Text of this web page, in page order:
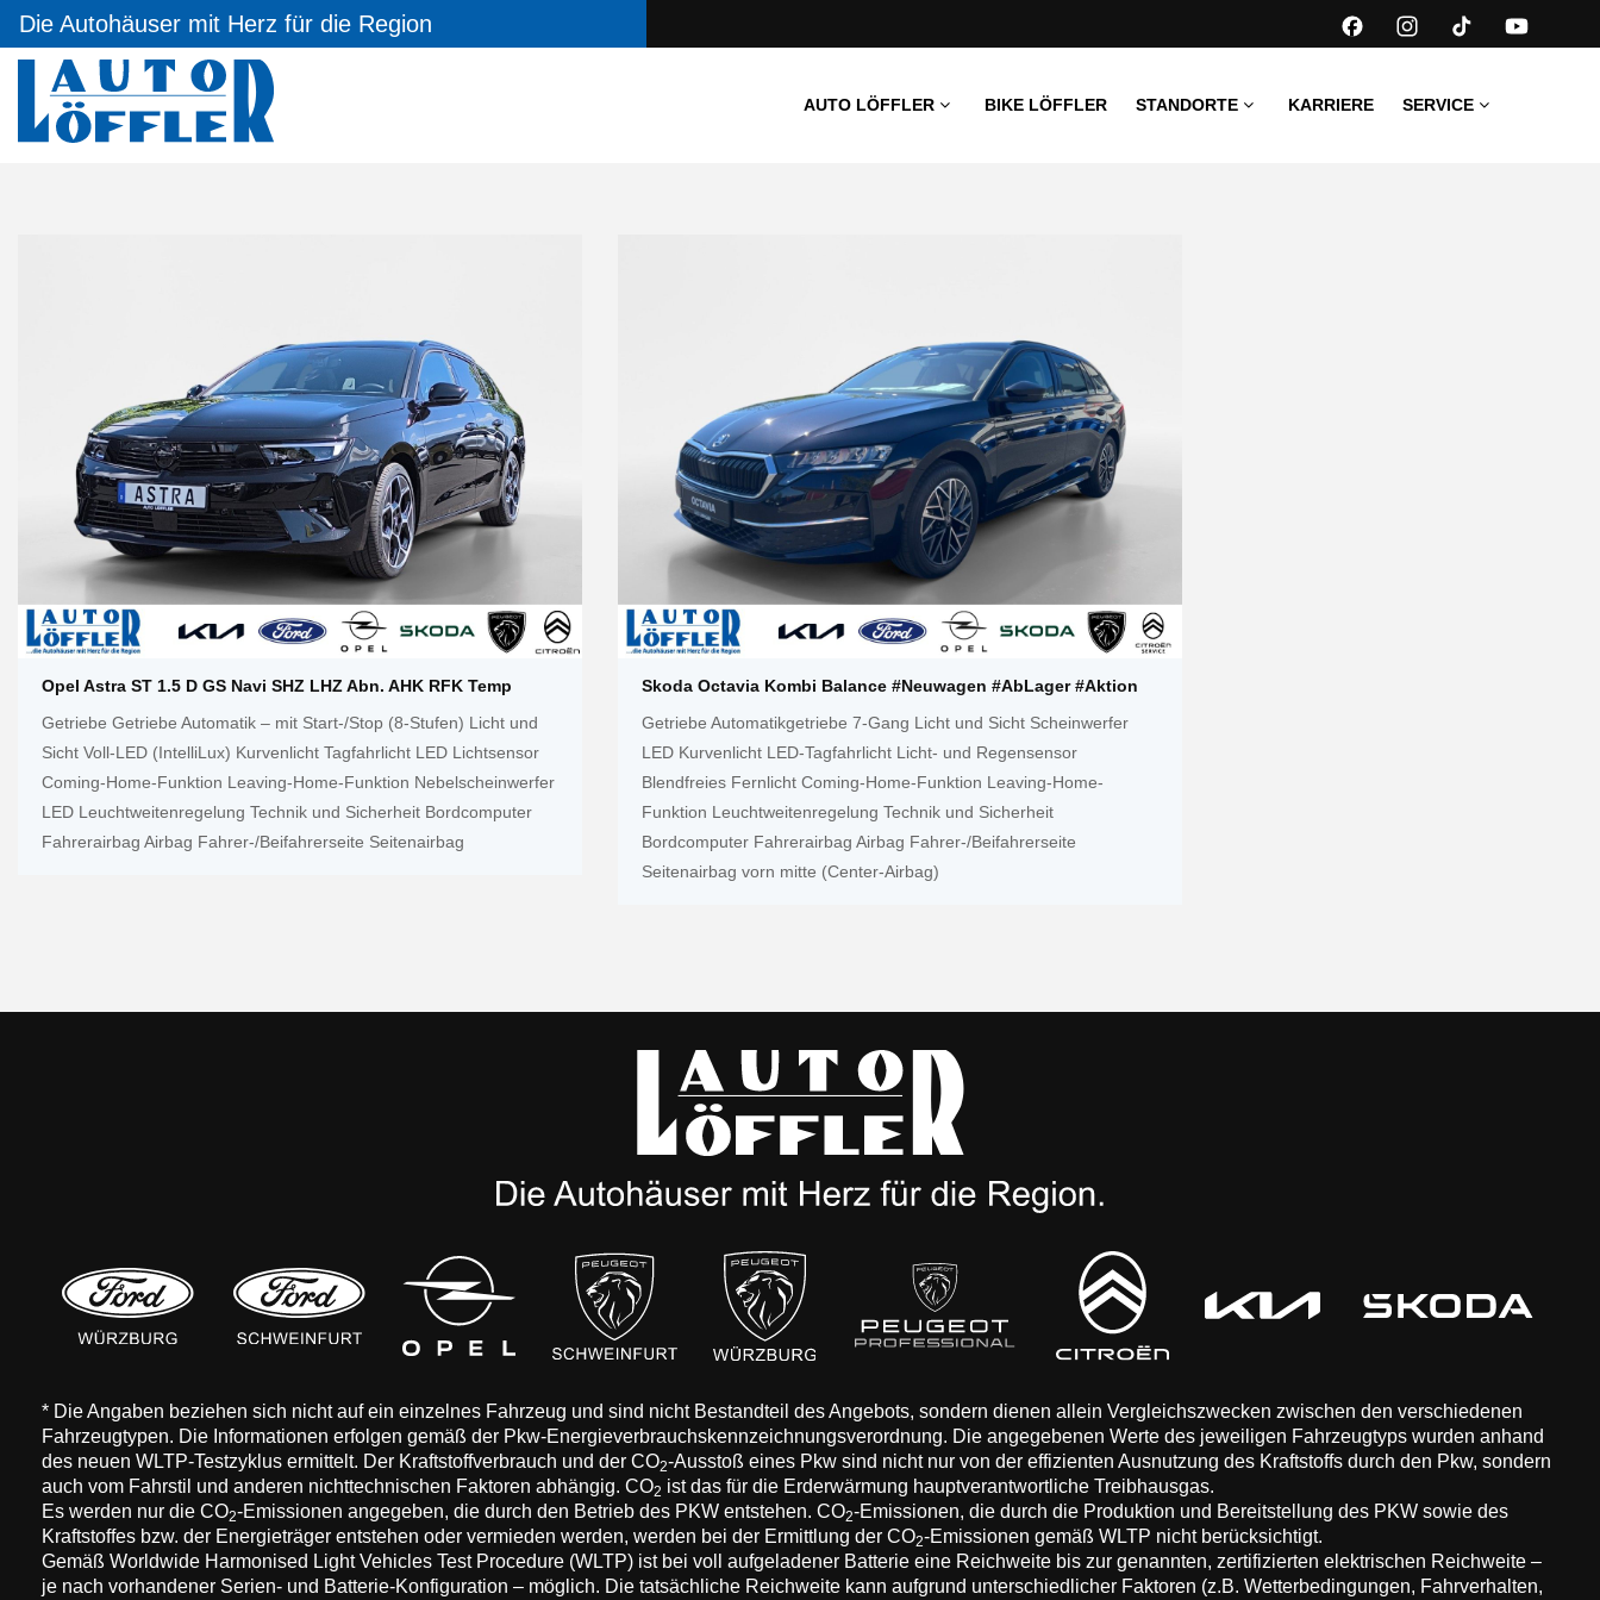
Die Autohäuser mit Herz für die Region
AUTO LÖFFLER BIKE LÖFFLER STANDORTE KARRIERE SERVICE
Opel Astra ST 1.5 D GS Navi SHZ LHZ Abn. AHK RFK Temp
Getriebe Getriebe Automatik – mit Start-/Stop (8-Stufen) Licht und
Sicht Voll-LED (IntelliLux) Kurvenlicht Tagfahrlicht LED Lichtsensor
Coming-Home-Funktion Leaving-Home-Funktion Nebelscheinwerfer
LED Leuchtweitenregelung Technik und Sicherheit Bordcomputer
Fahrerairbag Airbag Fahrer-/Beifahrerseite Seitenairbag
Skoda Octavia Kombi Balance #Neuwagen #AbLager #Aktion
Getriebe Automatikgetriebe 7-Gang Licht und Sicht Scheinwerfer
LED Kurvenlicht LED-Tagfahrlicht Licht- und Regensensor
Blendfreies Fernlicht Coming-Home-Funktion Leaving-Home-
Funktion Leuchtweitenregelung Technik und Sicherheit
Bordcomputer Fahrerairbag Airbag Fahrer-/Beifahrerseite
Seitenairbag vorn mitte (Center-Airbag)
* Die Angaben beziehen sich nicht auf ein einzelnes Fahrzeug und sind nicht Bestandteil des Angebots, sondern dienen allein Vergleichszwecken zwischen den verschiedenen
Fahrzeugtypen. Die Informationen erfolgen gemäß der Pkw-Energieverbrauchskennzeichnungsverordnung. Die angegebenen Werte des jeweiligen Fahrzeugtyps wurden anhand
des neuen WLTP-Testzyklus ermittelt. Der Kraftstoffverbrauch und der CO2-Ausstoß eines Pkw sind nicht nur von der effizienten Ausnutzung des Kraftstoffs durch den Pkw, sondern
auch vom Fahrstil und anderen nichttechnischen Faktoren abhängig. CO2 ist das für die Erderwärmung hauptverantwortliche Treibhausgas.
Es werden nur die CO2-Emissionen angegeben, die durch den Betrieb des PKW entstehen. CO2-Emissionen, die durch die Produktion und Bereitstellung des PKW sowie des
Kraftstoffes bzw. der Energieträger entstehen oder vermieden werden, werden bei der Ermittlung der CO2-Emissionen gemäß WLTP nicht berücksichtigt.
Gemäß Worldwide Harmonised Light Vehicles Test Procedure (WLTP) ist bei voll aufgeladener Batterie eine Reichweite bis zur genannten, zertifizierten elektrischen Reichweite –
je nach vorhandener Serien- und Batterie-Konfiguration – möglich. Die tatsächliche Reichweite kann aufgrund unterschiedlicher Faktoren (z.B. Wetterbedingungen, Fahrverhalten,